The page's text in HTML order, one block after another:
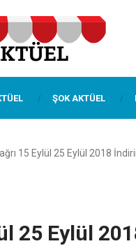
ŞOK AKTÜEL
15 Eylül 25 Eylül 2018
25 Eylül